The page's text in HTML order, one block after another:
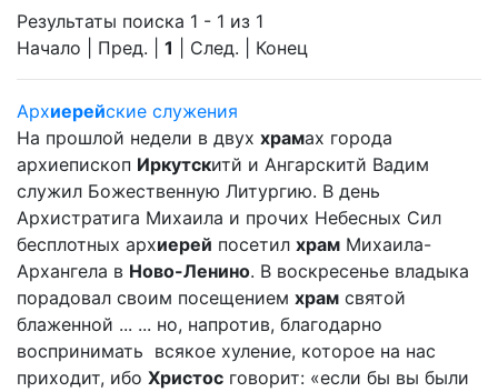
Результаты поиска 1 - 1 из 1
Начало | Пред. | 1 | След. | Конец
Архиерейские служения
На прошлой недели в двух храмах города
архиепископ Иркутскитй и Ангарскитй Вадим
служил Божественную Литургию. В день
Архистратига Михаила и прочих Небесных Сил
бесплотных архиерей посетил храм Михаила-
Архангела в Ново-Ленино. В воскресенье владыка
порадовал своим посещением храм святой
блаженной ... ... но, напротив, благодарно
воспринимать всякое хуление, которое на нас
приходит, ибо Христос говорит: «если бы вы были